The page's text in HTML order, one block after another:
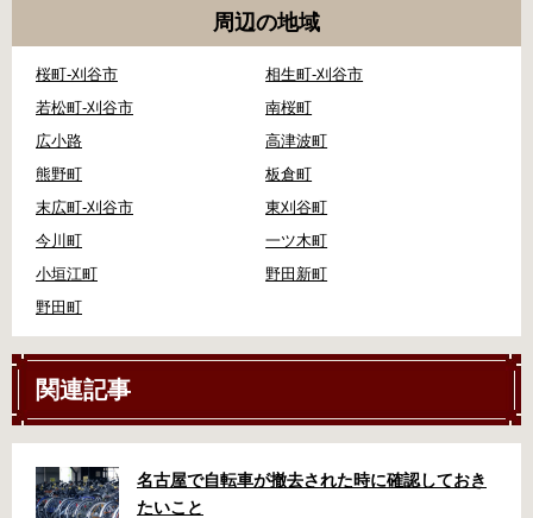
周辺の地域
桜町-刈谷市
相生町-刈谷市
若松町-刈谷市
南桜町
広小路
高津波町
熊野町
板倉町
末広町-刈谷市
東刈谷町
今川町
一ツ木町
小垣江町
野田新町
野田町
関連記事
名古屋で自転車が撤去された時に確認しておき
たいこと